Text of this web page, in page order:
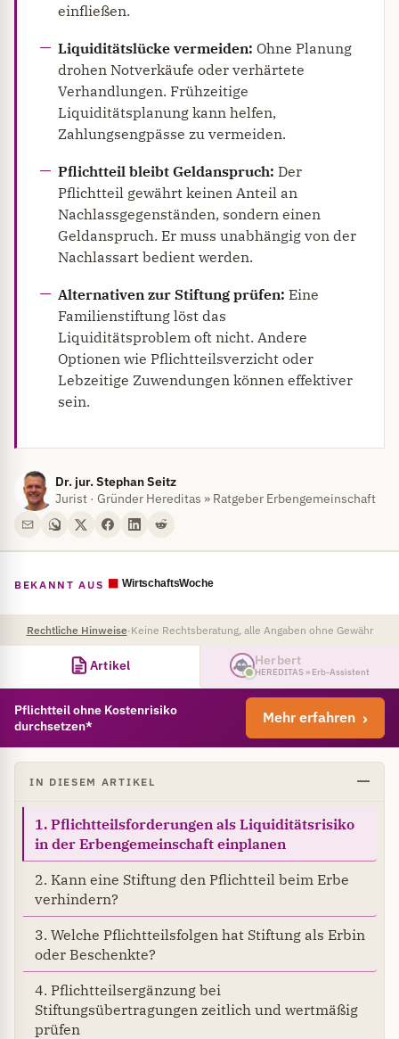
einfließen.
Liquiditätslücke vermeiden: Ohne Planung
drohen Notverkäufe oder verhärtete
Verhandlungen. Frühzeitige
Liquiditätsplanung kann helfen,
Zahlungsengpässe zu vermeiden.
Pflichtteil bleibt Geldanspruch: Der
Pflichtteil gewährt keinen Anteil an
Nachlassgegenständen, sondern einen
Geldanspruch. Er muss unabhängig von der
Nachlassart bedient werden.
Alternativen zur Stiftung prüfen: Eine
Familienstiftung löst das
Liquiditätsproblem oft nicht. Andere
Optionen wie Pflichtteilsverzicht oder
Lebzeitige Zuwendungen können effektiver
sein.
Dr. jur. Stephan Seitz
Jurist · Gründer Hereditas » Ratgeber Erbengemeinschaft
BEKANNT AUS
Rechtliche Hinweise·Keine Rechtsberatung, alle Angaben ohne Gewähr
Artikel Herbert
HEREDITAS » Erb-Assistent
Pflichtteil ohne Kostenrisiko
durchsetzen*
Mehr erfahren
IN DIESEM ARTIKEL
1. Pflichtteilsforderungen als Liquiditätsrisiko
in der Erbengemeinschaft einplanen
2. Kann eine Stiftung den Pflichtteil beim Erbe
verhindern?
3. Welche Pflichtteilsfolgen hat Stiftung als Erbin
oder Beschenkte?
4. Pflichtteilsergänzung bei
Stiftungsübertragungen zeitlich und wertmäßig
prüfen